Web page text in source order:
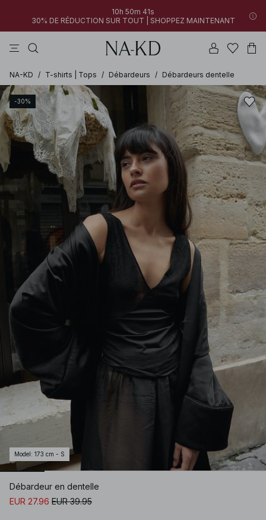
10h 50m 41s
30% DE RÉDUCTION SUR TOUT | SHOPPEZ MAINTENANT
NA-KD / T-shirts | Tops / Débardeurs / Débardeurs dentelle
-30%
Model : 173 cm - S
Débardeur en dentelle
EUR 27.96 EUR 39.95